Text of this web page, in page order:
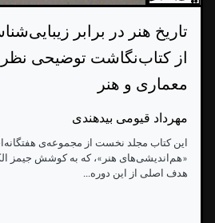
تاریخ هنر در برابر
از کتاب‌نگاشت توضیحی
معماری و هنر
مهرداد قیومی بیدهندی
این کتاب مجلد نخست از مجموعه‌ی
«هم‌اندیشی‌های هنر»، که به کوشش جیمز
هدف اصلی از این دوره...